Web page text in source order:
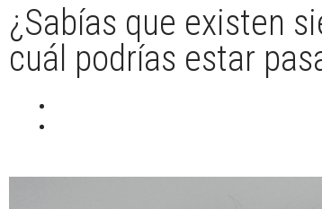
¿Sabías que existen
cuál podrías estar